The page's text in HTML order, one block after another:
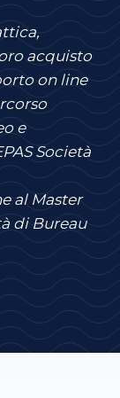
acquisto
on line
e
Società
al Master
di Bureau